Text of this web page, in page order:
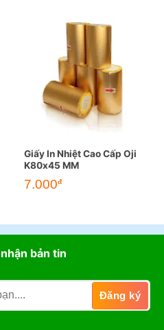
Giấy In Nhiệt Cao Cấp Oji
K80x45 MM
7.000đ
bản tin